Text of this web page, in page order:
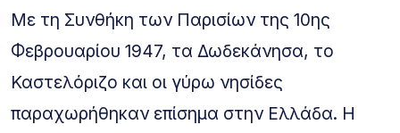
Με τη Συνθήκη των Παρισίων της 10ης
Φεβρουαρίου 1947, τα Δωδεκάνησα, το
Καστελόριζο και οι γύρω νησίδες
παραχωρήθηκαν επίσημα στην Ελλάδα. Η